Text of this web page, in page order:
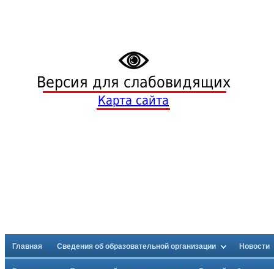
Версия для слабовидящих
Карта сайта
Главная Сведения об образовательной организации Новости